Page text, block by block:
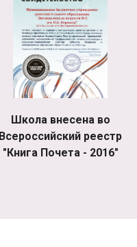
Школа внесена во
Всероссийский реестр
"Книга Почета - 2016"